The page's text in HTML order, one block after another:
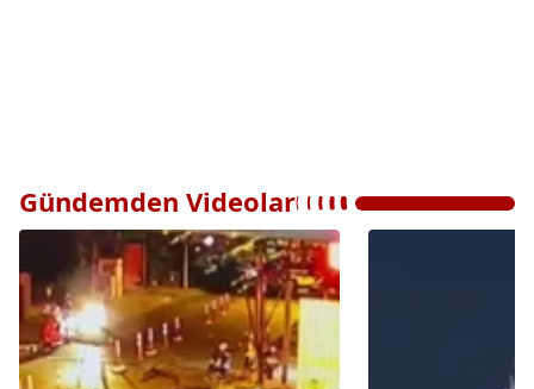
Gündemden Videolar